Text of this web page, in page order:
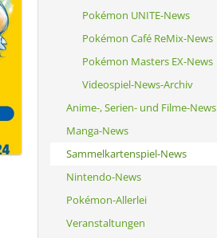
Pokémon UNITE-News
Pokémon Café ReMix-News
Pokémon Masters EX-News
Videospiel-News-Archiv
Anime-, Serien- und Filme-News
Manga-News
Sammelkartenspiel-News
Nintendo-News
Pokémon-Allerlei
Veranstaltungen